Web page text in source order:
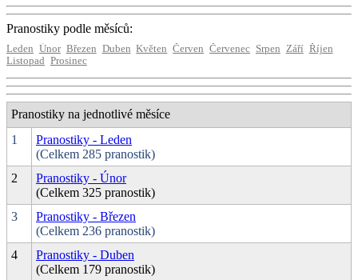
Pranostiky podle měsíců:
Leden Únor Březen Duben Květen Červen Červenec Srpen Září Říjen
Listopad Prosinec
Pranostiky na jednotlivé měsíce
1
Pranostiky - Leden
(Celkem 285 pranostik)
2
Pranostiky - Únor
(Celkem 325 pranostik)
3
Pranostiky - Březen
(Celkem 236 pranostik)
4
Pranostiky - Duben
(Celkem 179 pranostik)